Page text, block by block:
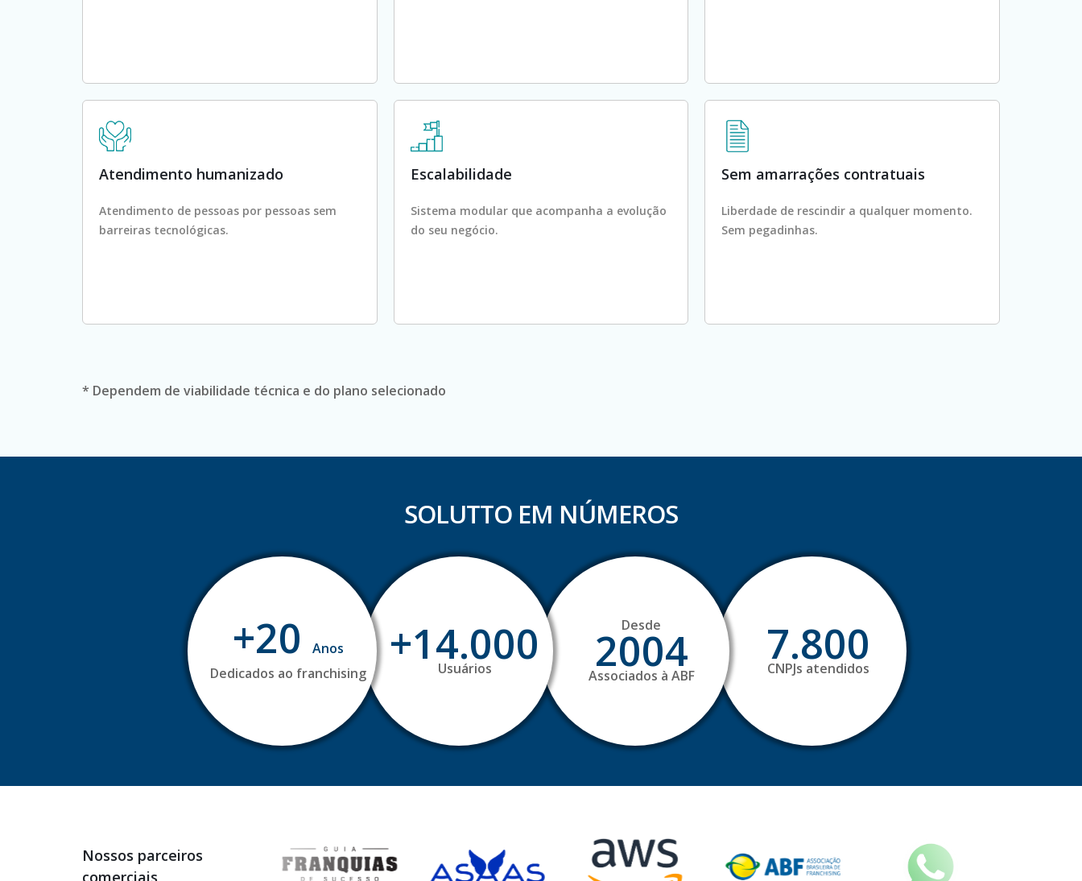
Atendimento humanizado
Atendimento de pessoas por pessoas sem
barreiras tecnológicas.
Escalabilidade
Sistema modular que acompanha a evolução
do seu negócio.
Sem amarrações contratuais
Liberdade de rescindir a qualquer momento.
Sem pegadinhas.
* Dependem de viabilidade técnica e do plano selecionado
SOLUTTO EM NÚMEROS
+20
Anos
Dedicados ao franchising
+14.000
Usuários
Desde
2004
Associados à ABF
7.800
CNPJs atendidos
Nossos parceiros
comerciais